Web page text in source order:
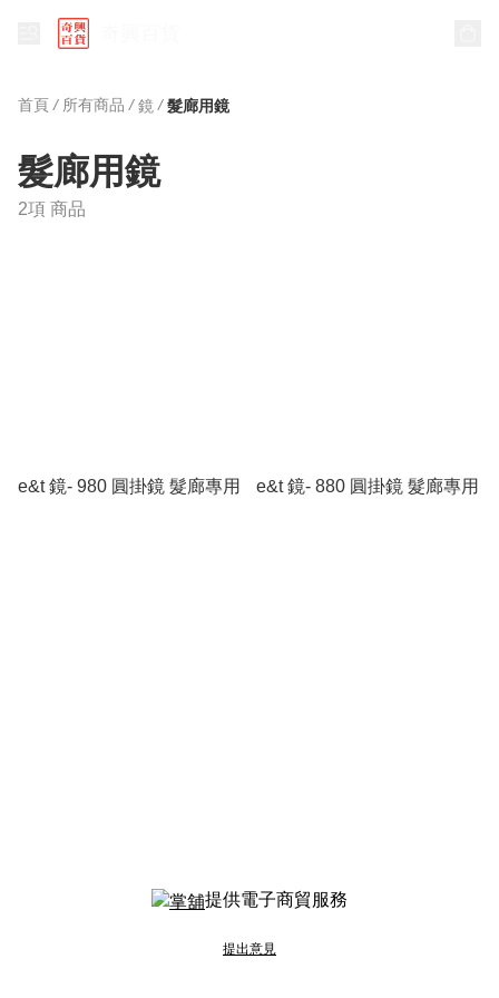
首頁 / 所有商品 / 鏡 / 髮廊用鏡
髮廊用鏡
2項 商品
e&t 鏡- 980 圓掛鏡 髮廊專用 e&t 鏡- 880 圓掛鏡 髮廊專用
提供電子商貿服務
提出意見